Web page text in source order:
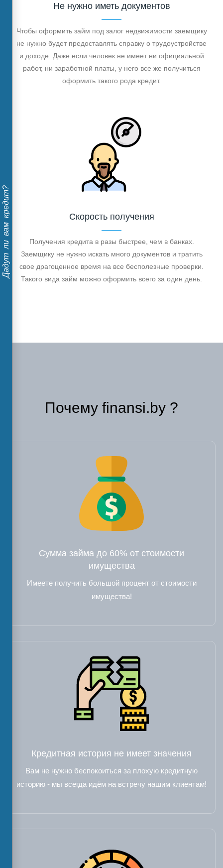
Дадут ли вам кредит?
Не нужно иметь документов
Чтобы оформить займ под залог недвижимости заемщику
не нужно будет предоставлять справку о трудоустройстве
и доходе. Даже если человек не имеет ни официальной
работ, ни заработной платы, у него все же получиться
оформить такого рода кредит.
Скорость получения
Получения кредита в разы быстрее, чем в банках.
Заемщику не нужно искать много документов и тратить
свое драгоценное время на все бесполезные проверки.
Такого вида займ можно оформить всего за один день.
Почему finansi.by ?
Сумма займа до 60% от стоимости
имущества
Имеете получить большой процент от стоимости
имущества!
Кредитная история не имеет значения
Вам не нужно беспокоиться за плохую кредитную
историю - мы всегда идём на встречу нашим клиентам!